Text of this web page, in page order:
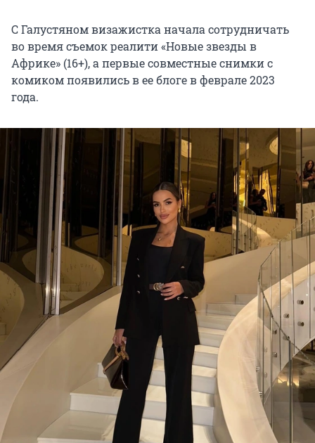
С Галустяном визажистка начала сотрудничать
во время съемок реалити «Новые звезды в
Африке» (16+), а первые совместные снимки с
комиком появились в ее блоге в феврале 2023
года.